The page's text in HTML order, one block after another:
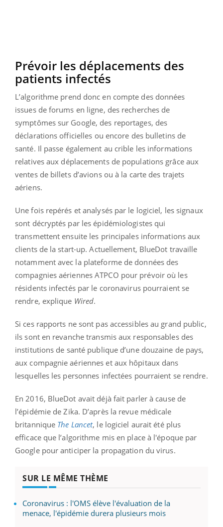
Prévoir les déplacements des
patients infectés
L’algorithme prend donc en compte des données
issues de forums en ligne, des recherches de
symptômes sur Google, des reportages, des
déclarations officielles ou encore des bulletins de
santé. Il passe également au crible les informations
relatives aux déplacements de populations grâce aux
ventes de billets d’avions ou à la carte des trajets
aériens.
Une fois repérés et analysés par le logiciel, les signaux
sont décryptés par les épidémiologistes qui
transmettent ensuite les principales informations aux
clients de la start-up. Actuellement, BlueDot travaille
notamment avec la plateforme de données des
compagnies aériennes ATPCO pour prévoir où les
résidents infectés par le coronavirus pourraient se
rendre, explique Wired.
Si ces rapports ne sont pas accessibles au grand public,
ils sont en revanche transmis aux responsables des
institutions de santé publique d’une douzaine de pays,
aux compagnie aériennes et aux hôpitaux dans
lesquelles les personnes infectées pourraient se rendre.
En 2016, BlueDot avait déjà fait parler à cause de
l’épidémie de Zika. D’après la revue médicale
britannique The Lancet, le logiciel aurait été plus
efficace que l’algorithme mis en place à l'époque par
Google pour anticiper la propagation du virus.
SUR LE MÊME THÈME
Coronavirus : l'OMS élève l'évaluation de la
menace, l'épidémie durera plusieurs mois